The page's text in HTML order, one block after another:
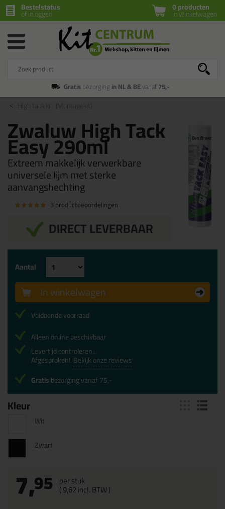
0 producten
in winkelwagen
Bestelstatus
of inloggen
Gratisbezorging in NL & BEvanaf75,-
Zwaluw High Tack
Easy 290ml
Extreem makkelijk verwerkbare
universele lijm met sterke
aanvangshechting
3 productbeoordelingen
DIRECT LEVERBAAR
Kleur
Wit
Zwart
7,95 per stuk
(9,62incl. BTW )
Aantal
In winkelwagen
Voldoende voorraad
Alleen online beschikbaar
Levertijd controleren...
Afgesproken! Bekijk onze reviews
Gratisbezorging vanaf 75,-